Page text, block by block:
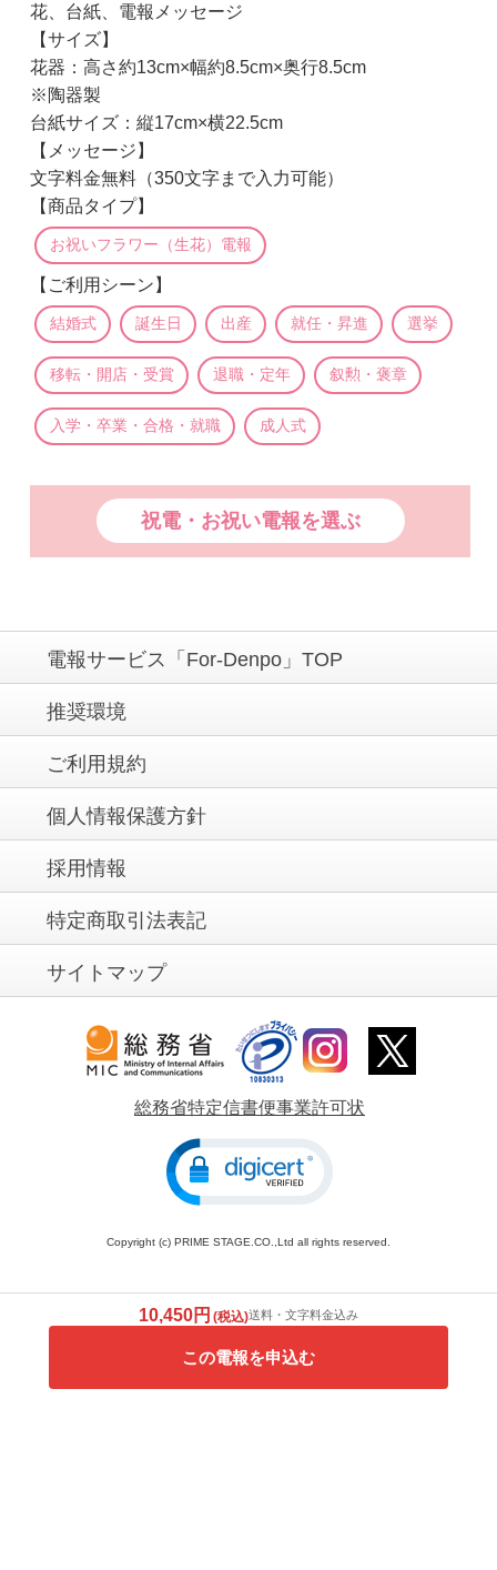
花、台紙、電報メッセージ
【サイズ】
花器：高さ約13cm×幅約8.5cm×奥行8.5cm
※陶器製
台紙サイズ：縦17cm×横22.5cm
【メッセージ】
文字料金無料（350文字まで入力可能）
【商品タイプ】
お祝いフラワー（生花）電報
【ご利用シーン】
結婚式 誕生日 出産 就任・昇進 選挙
移転・開店・受賞 退職・定年 叙勲・褒章
入学・卒業・合格・就職 成人式
祝電・お祝い電報を選ぶ
電報サービス「For-Denpo」TOP
推奨環境
ご利用規約
個人情報保護方針
採用情報
特定商取引法表記
サイトマップ
総務省特定信書便事業許可状
Copyright (c) PRIME STAGE.CO.,Ltd all rights reserved.
10,450円 (税込)送料・文字料金込み
この電報を申込む